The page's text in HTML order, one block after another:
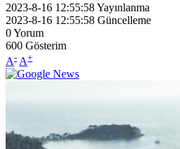
2023-8-16 12:55:58Yayınlanma
2023-8-16 12:55:58 Güncelleme
0Yorum
600 Gösterim
A- A+